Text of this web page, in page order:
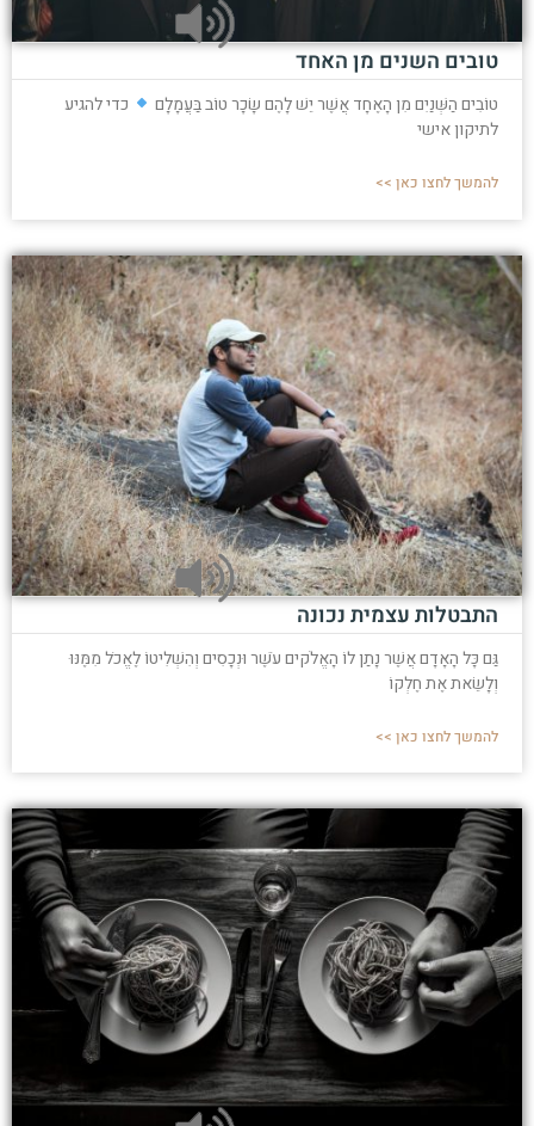
טובים השנים מן האחד
טוֹבִים הַשְּׁנַיִם מִן הָאֶחָד אֲשֶׁר יֵשׁ לָהֶם שָׂכָר טוֹב בַּעֲמָלָם
כדי להגיע
לתיקון אישי
להמשך לחצו כאן >>
התבטלות עצמית נכונה
גַּם כָּל הָאָדָם אֲשֶׁר נָתַן לוֹ הָאֱלֹקים עֹשֶׁר וּנְכָסִים וְהִשְׁלִיטוֹ לֶאֱכֹל מִמֶּנּוּ
וְלָשֵׂאת אֶת חֶלְקוֹ
להמשך לחצו כאן >>